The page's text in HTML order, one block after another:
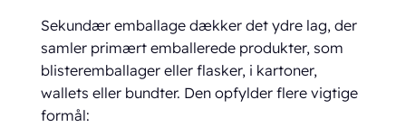
Sekundær emballage dækker det ydre lag, der
samler primært emballerede produkter, som
blisteremballager eller flasker, i kartoner,
wallets eller bundter. Den opfylder flere vigtige
formål: